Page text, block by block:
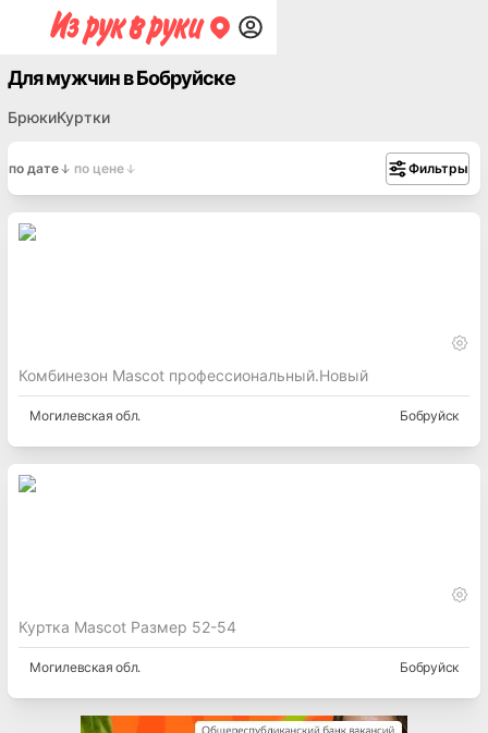
Для мужчин в Бобруйске
БрюкиКуртки
по дате по цене Фильтры
Комбинезон Mascot профессиональный.Новый
Могилевская обл. Бобруйск
Куртка Mascot Размер 52-54
Могилевская обл. Бобруйск